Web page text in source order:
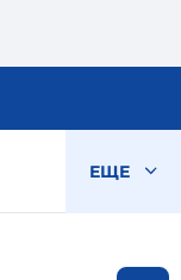
ЕЩЕ